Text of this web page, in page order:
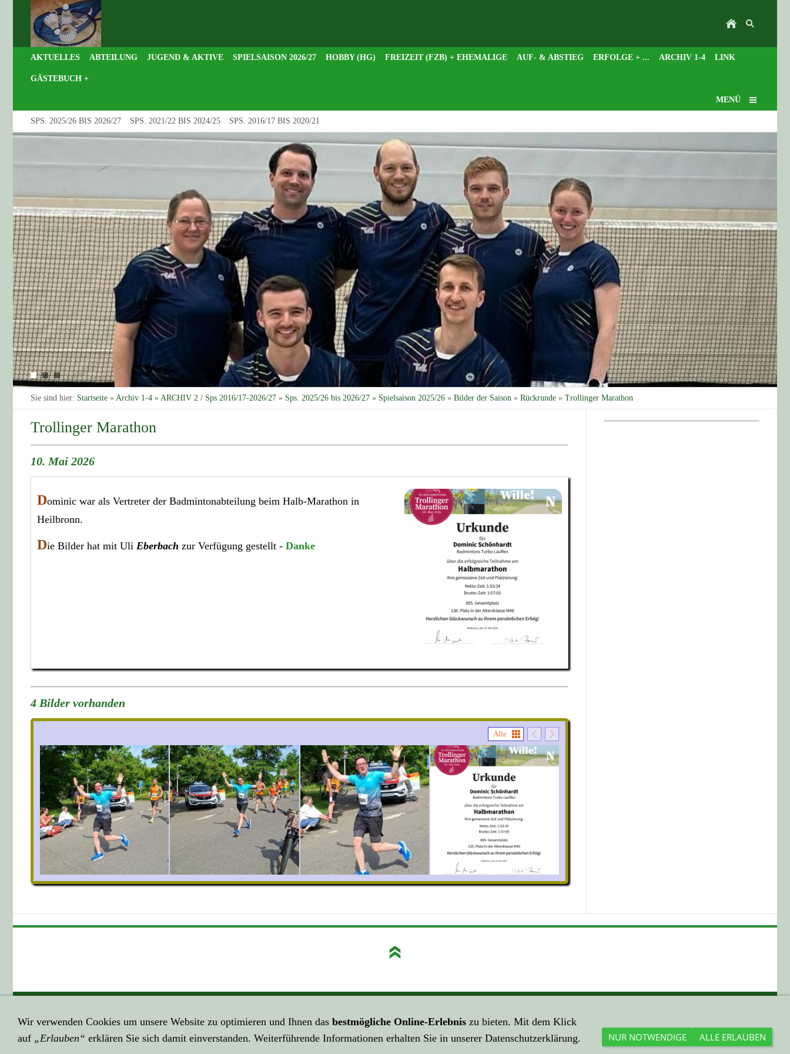
AKTUELLES ABTEILUNG JUGEND & AKTIVE SPIELSAISON 2026/27 HOBBY (HG) FREIZEIT (FZB) + EHEMALIGE AUF- & ABSTIEG ERFOLGE + ... ARCHIV 1-4 LINK
GÄSTEBUCH +
MENÜ
SPS. 2025/26 BIS 2026/27 SPS. 2021/22 BIS 2024/25 SPS. 2016/17 BIS 2020/21
Sie sind hier: Startseite » Archiv 1-4 » ARCHIV 2 / Sps 2016/17-2026/27 » Sps. 2025/26 bis 2026/27 » Spielsaison 2025/26 » Bilder der Saison » Rückrunde » Trollinger Marathon
Trollinger Marathon
10. Mai 2026
Dominic war als Vertreter der Badmintonabteilung beim Halb-Marathon in
Heilbronn.
Die Bilder hat mit Uli Eberbach zur Verfügung gestellt - Danke
4 Bilder vorhanden
Alle
Datenschutzerklärung Mail an mich
Wir verwenden Cookies um unsere Website zu optimieren und Ihnen das bestmögliche Online-Erlebnis zu bieten. Mit dem Klick
auf „Erlauben“ erklären Sie sich damit einverstanden. Weiterführende Informationen erhalten Sie in unserer Datenschutzerklärung. NUR NOTWENDIGE ALLE ERLAUBEN